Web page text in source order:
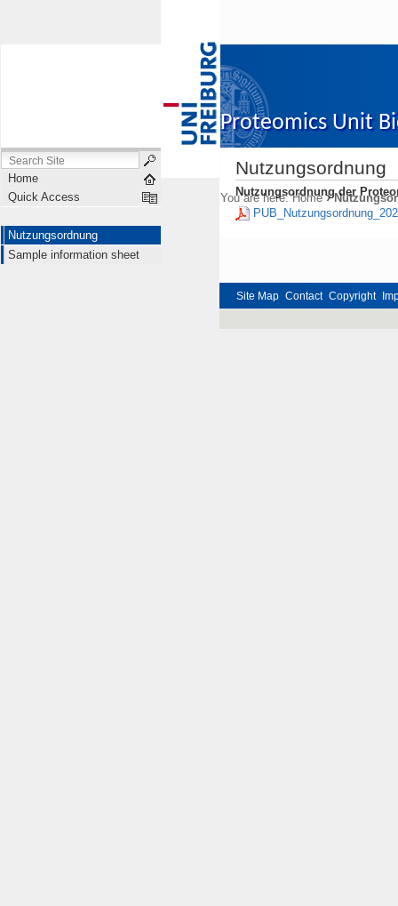
Home
Quick Access
Nutzungsordnung
Sample information sheet
Nutzungsordnung
Proteomics Unit
You are here: Home ›
Nutzungsordnung
Nutzungsordnung der
Site Map Contact Copyright